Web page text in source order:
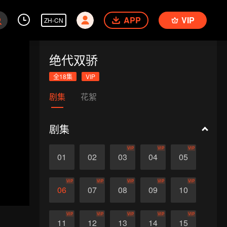
ZH-CN APP VIP
绝代双骄
全18集 VIP
剧集 花絮
剧集
01 02 03
VIP
04
VIP
05
VIP
06
VIP
07
VIP
08
VIP
09
VIP
10
VIP
11
VIP
12
VIP
13
VIP
14
VIP
15
VIP